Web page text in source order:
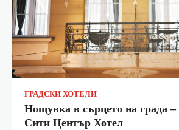
ГРАДСКИ ХОТЕЛИ
Нощувка в сърцето на града
Сити Център Хотел